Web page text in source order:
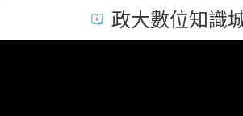
政大數位知識城